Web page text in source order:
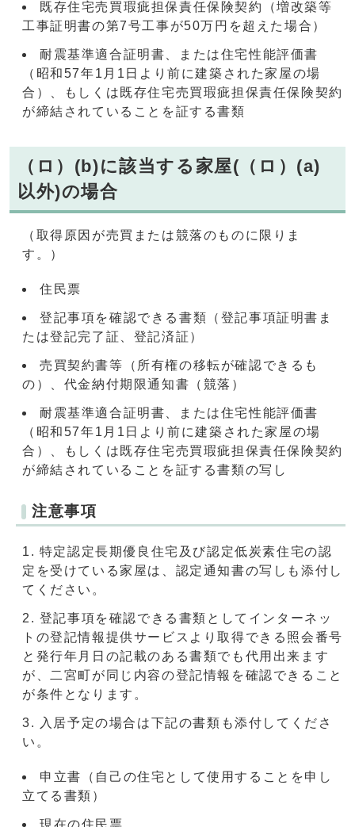
既存住宅売買瑕疵担保責任保険契約（増改築等
工事証明書の第7号工事が50万円を超えた場合）
耐震基準適合証明書、または住宅性能評価書
（昭和57年1月1日より前に建築された家屋の場
合）、もしくは既存住宅売買瑕疵担保責任保険契約
が締結されていることを証する書類
（ロ）(b)に該当する家屋(（ロ）(a)
以外)の場合
（取得原因が売買または競落のものに限りま
す。）
住民票
登記事項を確認できる書類（登記事項証明書ま
たは登記完了証、登記済証）
売買契約書等（所有権の移転が確認できるも
の）、代金納付期限通知書（競落）
耐震基準適合証明書、または住宅性能評価書
（昭和57年1月1日より前に建築された家屋の場
合）、もしくは既存住宅売買瑕疵担保責任保険契約
が締結されていることを証する書類の写し
注意事項
特定認定長期優良住宅及び認定低炭素住宅の認
定を受けている家屋は、認定通知書の写しも添付し
てください。
登記事項を確認できる書類としてインターネッ
トの登記情報提供サービスより取得できる照会番号
と発行年月日の記載のある書類でも代用出来ます
が、二宮町が同じ内容の登記情報を確認できること
が条件となります。
入居予定の場合は下記の書類も添付してくださ
い。
申立書（自己の住宅として使用することを申し
立てる書類）